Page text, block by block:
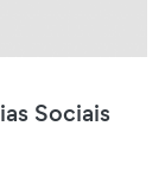
Sociais